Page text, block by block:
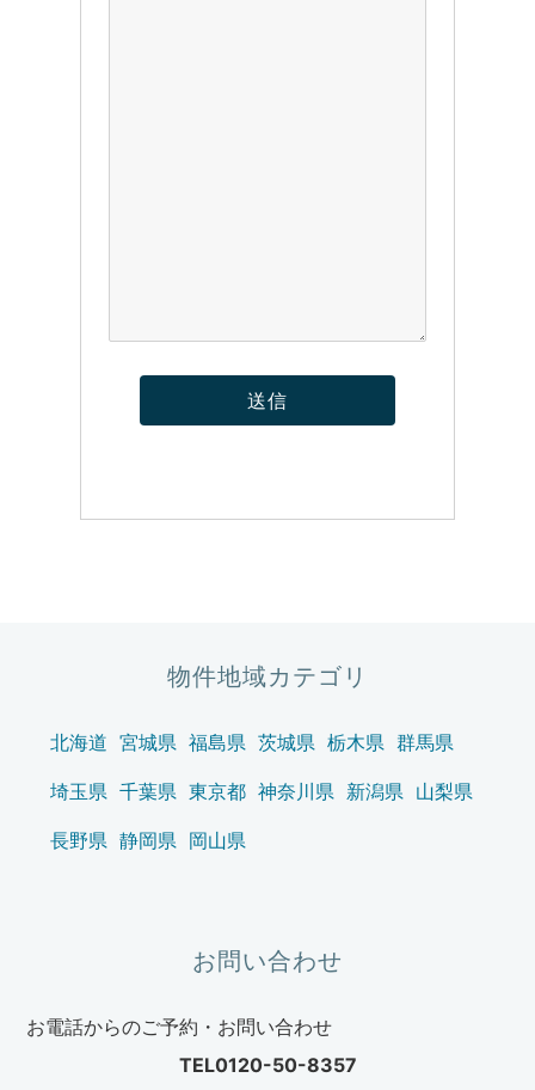
物件地域カテゴリ
北海道 宮城県 福島県 茨城県 栃木県 群馬県
埼玉県 千葉県 東京都 神奈川県 新潟県 山梨県
長野県 静岡県 岡山県
お問い合わせ
お電話からのご予約・お問い合わせ
TEL0120-50-8357